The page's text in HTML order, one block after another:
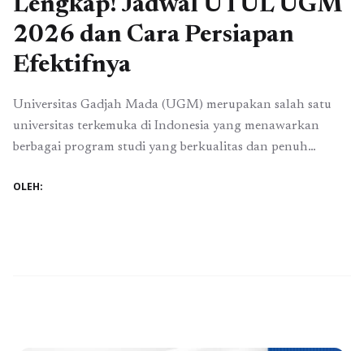
Lengkap! Jadwal UTUL UGM
2026 dan Cara Persiapan
Efektifnya
Universitas Gadjah Mada (UGM) merupakan salah satu
universitas terkemuka di Indonesia yang menawarkan
berbagai program studi yang berkualitas dan penuh
calon mahasiswa baru adalah Ujian Tulis Universitas
OLEH: